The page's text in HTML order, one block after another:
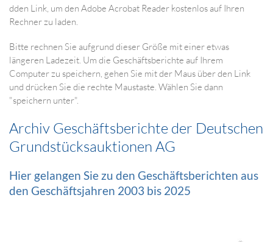
Archiv Geschäftsberichte der Deutschen
Grundstücksauktionen AG
Hier gelangen Sie zu den Geschäftsberichten aus
den Geschäftsjahren 2003 bis 2025
dden Link, um den Adobe Acrobat Reader kostenlos auf Ihren
Rechner zu laden.
Bitte rechnen Sie aufgrund dieser Größe mit einer etwas
längeren Ladezeit. Um die Geschäftsberichte auf Ihrem
Computer zu speichern, gehen Sie mit der Maus über den Link
und drücken Sie die rechte Maustaste. Wählen Sie dann
"speichern unter".